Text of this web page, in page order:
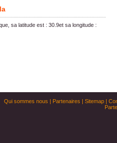
sa latitude est : 30.9et sa longitude :
Qui sommes nous | Partenaires | Sitemap|